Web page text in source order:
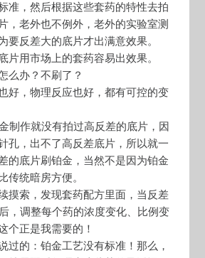
准，然后根据这些套药的特性去拍
，老外也不例外，老外的实验室测
要反差大的底片才出满意效果。
片用市场上的套药容易出效果。
么办？不刷了？
好，物理反应也好，都有可控的变
制作就没有拍过高反差的底片，因
孔，出不了高反差底片，所以就一
的底片刷铂金，当然不是因为铂金
传统暗房方便。
摸索，发现套药配方里面，当反差
，调整每个药的浓度变化、比例变
个正是我需要的！
过的：铂金工艺没有标准！那么，